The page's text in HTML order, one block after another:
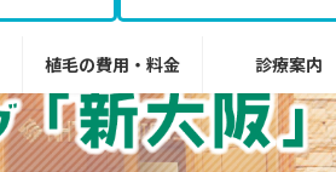
植毛の費用・料金 診療案内